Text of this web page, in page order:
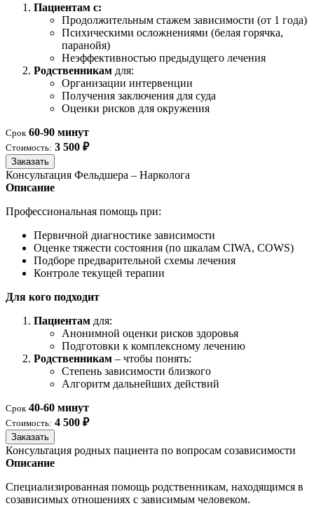
Пациентам с:
Продолжительным стажем зависимости (от 1 года)
Психическими осложнениями (белая горячка,
паранойя)
Неэффективностью предыдущего лечения
Родственникам для:
Организации интервенции
Получения заключения для суда
Оценки рисков для окружения
Срок 60-90 минут
Стоимость: 3 500 ₽
Заказать
Консультация Фельдшера – Нарколога
Описание
Профессиональная помощь при:
Первичной диагностике зависимости
Оценке тяжести состояния (по шкалам CIWA, COWS)
Подборе предварительной схемы лечения
Контроле текущей терапии
Для кого подходит
Пациентам для:
Анонимной оценки рисков здоровья
Подготовки к комплексному лечению
Родственникам – чтобы понять:
Степень зависимости близкого
Алгоритм дальнейших действий
Срок 40-60 минут
Стоимость: 4 500 ₽
Заказать
Консультация родных пациента по вопросам созависимости
Описание
Специализированная помощь родственникам, находящимся в
созависимых отношениях с зависимым человеком.